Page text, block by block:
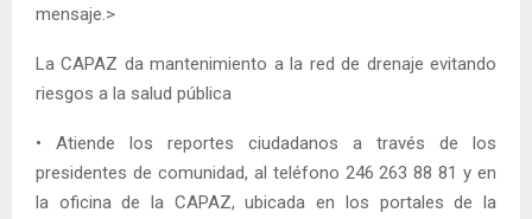
mensaje.>
La CAPAZ da mantenimiento a la red de drenaje evitando
riesgos a la salud pública
• Atiende los reportes ciudadanos a través de los
presidentes de comunidad, al teléfono 246 263 88 81 y en
la oficina de la CAPAZ, ubicada en los portales de la